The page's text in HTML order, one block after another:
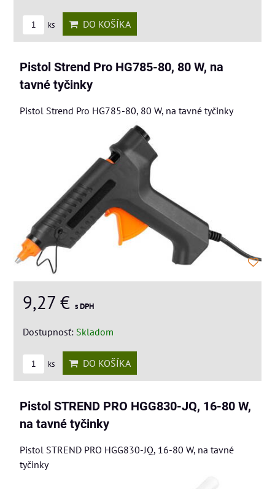
ks DO KOŠÍKA
Pistol Strend Pro HG785-80, 80 W, na
tavné tyčinky
Pistol Strend Pro HG785-80, 80 W, na tavné tyčinky
9,27 € s DPH
Dostupnosť: Skladom
ks DO KOŠÍKA
Pistol STREND PRO HGG830-JQ, 16-80 W,
na tavné tyčinky
Pistol STREND PRO HGG830-JQ, 16-80 W, na tavné
tyčinky